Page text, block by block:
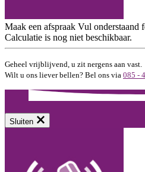
Maak een afspraak Vul onderstaand
Calculatie is nog niet beschikbaar.
Geheel vrijblijvend, u zit nergens aan vast.
Wilt u ons liever bellen? Bel ons via 085 -
Sluiten